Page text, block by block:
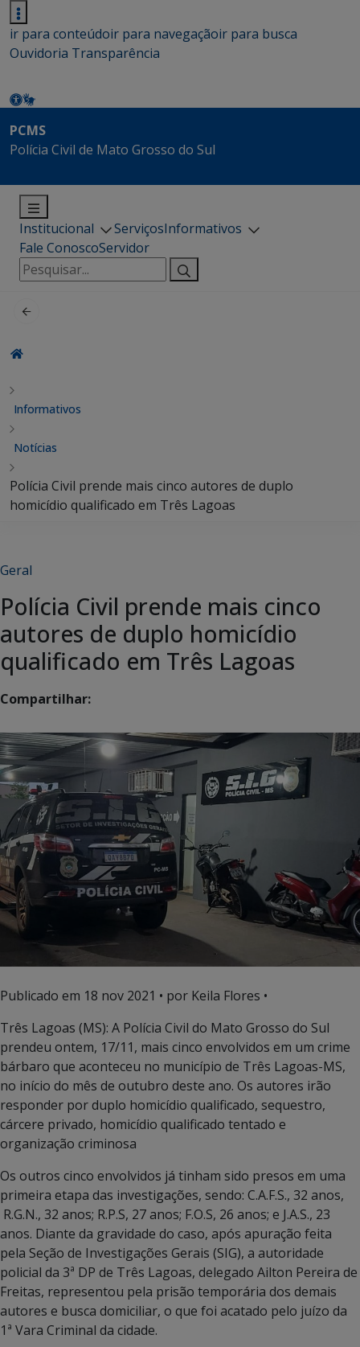
ir para conteúdoir para navegaçãoir para busca
Ouvidoria Transparência
PCMS
Polícia Civil de Mato Grosso do Sul
Institucional ServiçosInformativos
Fale ConoscoServidor
Pesquisar
por:
Informativos
Notícias
Polícia Civil prende mais cinco autores de duplo
homicídio qualificado em Três Lagoas
Geral
Polícia Civil prende mais cinco
autores de duplo homicídio
qualificado em Três Lagoas
Compartilhar:
Publicado em 18 nov 2021 • por Keila Flores •
Três Lagoas (MS): A Polícia Civil do Mato Grosso do Sul
prendeu ontem, 17/11, mais cinco envolvidos em um crime
bárbaro que aconteceu no município de Três Lagoas-MS,
no início do mês de outubro deste ano. Os autores irão
responder por duplo homicídio qualificado, sequestro,
cárcere privado, homicídio qualificado tentado e
organização criminosa
Os outros cinco envolvidos já tinham sido presos em uma
primeira etapa das investigações, sendo: C.A.F.S., 32 anos,
R.G.N., 32 anos; R.P.S, 27 anos; F.O.S, 26 anos; e J.A.S., 23
anos. Diante da gravidade do caso, após apuração feita
pela Seção de Investigações Gerais (SIG), a autoridade
policial da 3ª DP de Três Lagoas, delegado Ailton Pereira de
Freitas, representou pela prisão temporária dos demais
autores e busca domiciliar, o que foi acatado pelo juízo da
1ª Vara Criminal da cidade.